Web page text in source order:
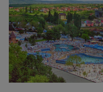
Natație
Formula 1
Gimnastică
Auto
Rugby